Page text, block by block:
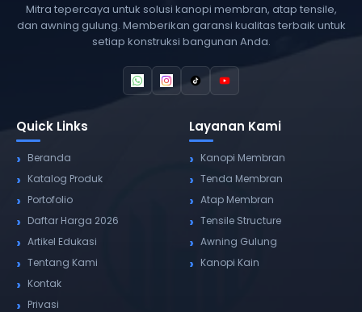
Mitra tepercaya untuk solusi kanopi membran, atap tensile,
dan awning gulung. Memberikan garansi kualitas terbaik untuk
setiap konstruksi bangunan Anda.
Quick Links
Beranda
Katalog Produk
Portofolio
Daftar Harga 2026
Artikel Edukasi
Tentang Kami
Kontak
Privasi
Layanan Kami
Kanopi Membran
Tenda Membran
Atap Membran
Tensile Structure
Awning Gulung
Kanopi Kain